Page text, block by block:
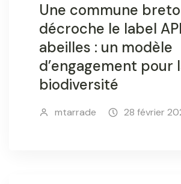
Une commune
décroche le label
abeilles : un modèle
d’engagement pour
biodiversité
mtarrade 28 février